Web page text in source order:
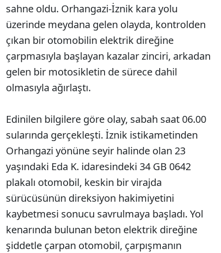
sahne oldu. Orhangazi-İznik kara yolu
üzerinde meydana gelen olayda, kontrolden
çıkan bir otomobilin elektrik direğine
çarpmasıyla başlayan kazalar zinciri, arkadan
gelen bir motosikletin de sürece dahil
olmasıyla ağırlaştı.
Edinilen bilgilere göre olay, sabah saat 06.00
sularında gerçekleşti. İznik istikametinden
Orhangazi yönüne seyir halinde olan 23
yaşındaki Eda K. idaresindeki 34 GB 0642
plakalı otomobil, keskin bir virajda
sürücüsünün direksiyon hakimiyetini
kaybetmesi sonucu savrulmaya başladı. Yol
kenarında bulunan beton elektrik direğine
şiddetle çarpan otomobil, çarpışmanın